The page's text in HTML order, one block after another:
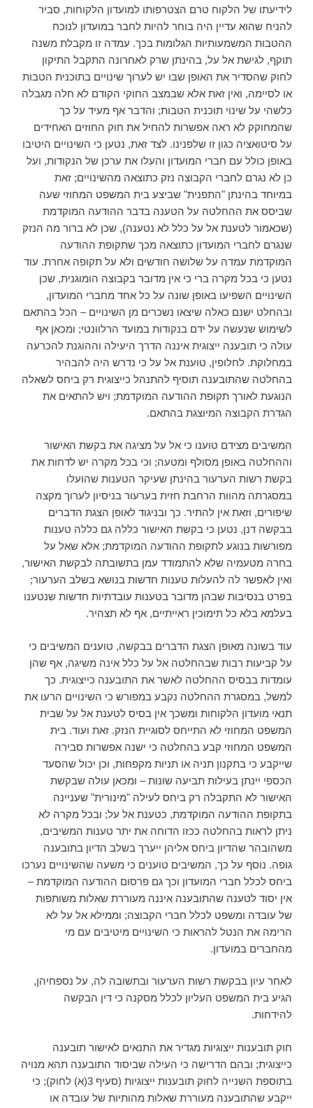
לידיעתו של הלקוח טרם הצטרפותו למועדון הלקוחות, סביר
להניח שהוא עדיין היה בוחר להיות לחבר במועדון לנוכח
ההטבות המשמעותיות הגלומות בכך. עמדה זו מקבלת משנה
תוקף, לגישת אל על, בהינתן שרק לאחרונה התקבל התיקון
לחוק שהסדיר את האופן שבו יש לערוך שינויים בתוכנית הטבות
או לסיימה, ואין זאת אלא שבמצב החוקי הקודם לא חלה מגבלה
כלשהי על שינוי תוכנית הטבות; והדבר אף מעיד על כך
שהמחוקק לא ראה אפשרות להחיל את חוק החוזים האחידים
על סיטואציה כגון זו שלפנינו. לצד זאת, נטען כי השינויים היטיבו
באופן כולל עם חברי המועדון והעלו את ערכן של הנקודות, ועל
כן לא נגרם לחברי הקבוצה נזק כתוצאה מהשינויים; זאת
במיוחד בהינתן "התפנית" שביצע בית המשפט המחוזי שעה
שביסס את ההחלטה על הטענה בדבר ההודעה המוקדמת
(שכאמור לטענת אל על כלל לא נטענה), שכן לא ברור מה הנזק
שנגרם לחברי המועדון כתוצאה מכך שתקופת ההודעה
המוקדמת עמדה על שלושה חודשים ולא על תקופה אחרת. עוד
נטען כי בכל מקרה ברי כי אין מדובר בקבוצה הומוגנית, שכן
השינויים השפיעו באופן שונה על כל אחד מחברי המועדון,
ובהחלט ישנם כאלה שיצאו נשכרים מן השינויים – הכל בהתאם
לשימוש שנעשה על ידם בנקודות במועד הרלוונטי; ומכאן אף
עולה כי תובענה ייצוגית איננה הדרך היעילה וההוגנת להכרעה
במחלוקת. לחלופין, טוענת אל על כי נדרש היה להבהיר
בהחלטה שהתובענה תוסיף להתנהל כייצוגית רק ביחס לשאלה
הנוגעת לאורך תקופת ההודעה המוקדמת; ויש להתאים את
הגדרת הקבוצה המיוצגת בהתאם.
המשיבים מצידם טוענו כי אל על מציגה את בקשת האישור
וההחלטה באופן מסולף ומטעה; וכי בכל מקרה יש לדחות את
בקשת רשות הערעור בהינתן שעיקר הטענות שהועלו
במסגרתה מהוות הרחבת חזית בערעור בניסיון לערוך מקצה
שיפורים, וזאת אין להתיר. כך ובניגוד לאופן הצגת הדברים
בבקשה דנן, נטען כי בקשת האישור כללה גם כללה טענות
מפורשות בנוגע לתקופת ההודעה המוקדמת; אלא שאל על
בחרה מטעמיה שלא להתמודד עמן בתשובתה לבקשת האישור,
ואין לאפשר לה להעלות טענות חדשות בנושא בשלב הערעור;
בפרט בנסיבות שבהן מדובר בטענות עובדתיות חדשות שנטענו
בעלמא בלא כל תימוכין ראייתיים, אף לא תצהיר.
עוד בשונה מאופן הצגת הדברים בבקשה, טוענים המשיבים כי
על קביעות רבות שבהחלטה אל על כלל אינה משיגה, אף שהן
עומדות בבסיס ההחלטה לאשר את התובענה כייצוגית. כך
למשל, במסגרת ההחלטה נקבע במפורש כי השינויים הרעו את
תנאי מועדון הלקוחות ומשכך אין בסיס לטענת אל על שבית
המשפט המחוזי לא התייחס לסוגיית הנזק. זאת ועוד. בית
המשפט המחוזי קבע בהחלטה כי ישנה אפשרות סבירה
שייקבע כי בתקנון תניה או תניות מקפחות, וכן יכול שהסעד
הכספי יינתן בעילות תביעה שונות – ומכאן עולה שבקשת
האישור לא התקבלה רק ביחס לעילה "מינורית" שעניינה
בתקופת ההודעה המוקדמת, כטענת אל על; ובכל מקרה לא
ניתן לראות בהחלטה ככזו הדוחה את יתר טענות המשיבים,
משהובהר שהדיון ביחס אליהן ייערך בשלב הדיון בתובענה
גופה. נוסף על כך, המשיבים טוענים כי משעה שהשינויים נערכו
ביחס לכלל חברי המועדון וכך גם פרסום ההודעה המוקדמת –
אין יסוד לטענה שהתובענה איננה מעוררת שאלות משותפות
של עובדה ומשפט לכלל חברי הקבוצה; וממילא אל על לא
הרימה את הנטל להראות כי השינויים מיטיבים עם מי
מהחברים במועדון.
לאחר עיון בבקשת רשות הערעור ובתשובה לה, על נספחיהן,
הגיע בית המשפט העליון לכלל מסקנה כי דין הבקשה
להידחות.
חוק תובענות ייצוגיות מגדיר את התנאים לאישור תובענה
כייצוגית; ובהם הדרישה כי העילה שביסוד התובענה תהא מנויה
בתוספת השנייה לחוק תובענות ייצוגיות (סעיף 3(א) לחוק); כי
ייקבע שהתובענה מעוררת שאלות מהותיות של עובדה או